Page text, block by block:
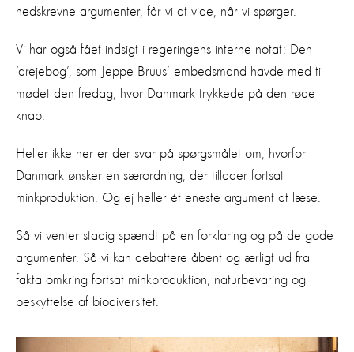
nedskrevne argumenter, får vi at vide, når vi spørger.
Vi har også fået indsigt i regeringens interne notat: Den
‘drejebog’, som Jeppe Bruus’ embedsmand havde med til
mødet den fredag, hvor Danmark trykkede på den røde
knap.
Heller ikke her er der svar på spørgsmålet om, hvorfor
Danmark ønsker en særordning, der tillader fortsat
minkproduktion. Og ej heller ét eneste argument at læse.
Så vi venter stadig spændt på en forklaring og på de gode
argumenter. Så vi kan debattere åbent og ærligt ud fra
fakta omkring fortsat minkproduktion, naturbevaring og
beskyttelse af biodiversitet.